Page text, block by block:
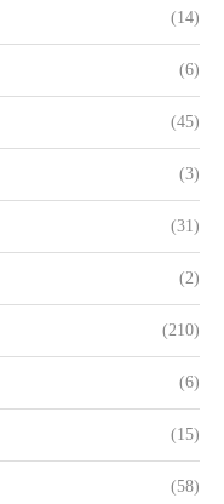
(14)
(6)
(45)
(3)
(31)
(2)
(210)
(6)
(15)
(58)